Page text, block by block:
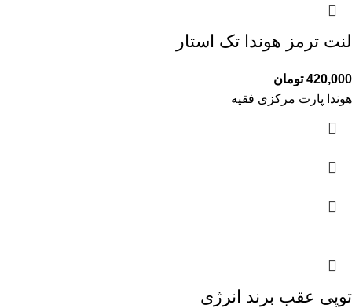
لنت ترمز هوندا تک استار
420,000 تومان
هوندا پارت مرکزی فقیه
توپی عقب برند انرژی